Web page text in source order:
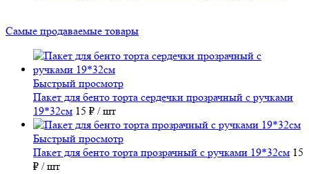
Самые продаваемые товары
Быстрый просмотр
Пакет для бенто торта сердечки прозрачный с ручками
19*32см 15 ₽ / шт
Быстрый просмотр
Пакет для бенто торта прозрачный с ручками 19*32см 15
₽ / шт